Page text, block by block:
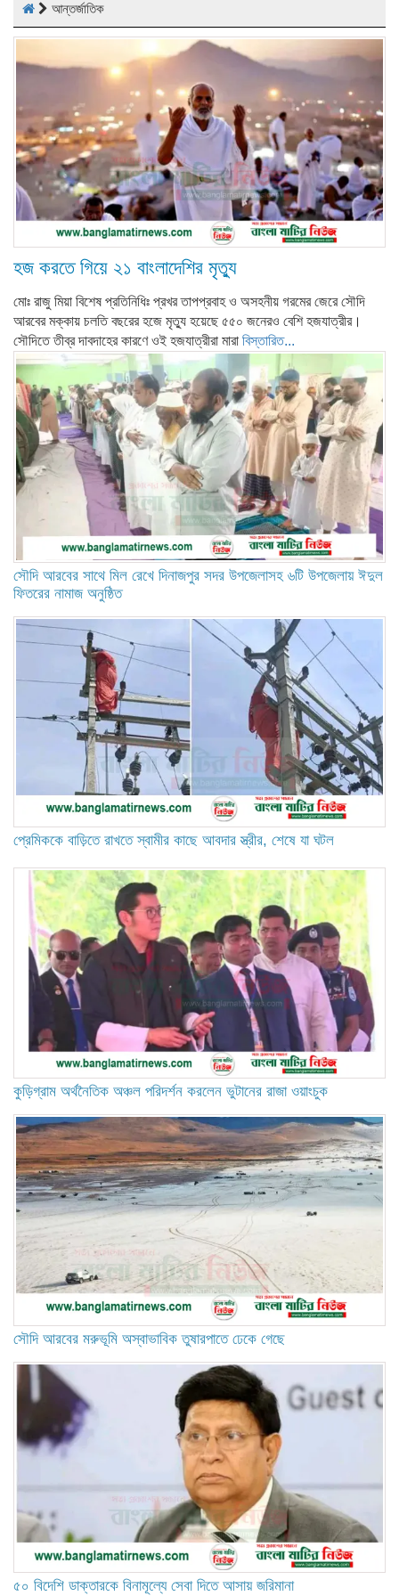
আন্তর্জাতিক
হজ করতে গিয়ে ২১ বাংলাদেশির মৃত্যু
মোঃ রাজু মিয়া বিশেষ প্রতিনিধিঃ প্রখর তাপপ্রবাহ ও অসহনীয় গরমের জেরে সৌদি
আরবের মক্কায় চলতি বছরের হজে মৃত্যু হয়েছে ৫৫০ জনেরও বেশি হজযাত্রীর।
সৌদিতে তীব্র দাবদাহের কারণে ওই হজযাত্রীরা মারা বিস্তারিত...
সৌদি আরবের সাথে মিল রেখে দিনাজপুর সদর উপজেলাসহ ৬টি উপজেলায় ঈদুল
ফিতরের নামাজ অনুষ্ঠিত
প্রেমিককে বাড়িতে রাখতে স্বামীর কাছে আবদার স্ত্রীর, শেষে যা ঘটল
কুড়িগ্রাম অর্থনৈতিক অঞ্চল পরিদর্শন করলেন ভুটানের রাজা ওয়াংচুক
সৌদি আরবের মরুভূমি অস্বাভাবিক তুষারপাতে ঢেকে গেছে
৫০ বিদেশি ডাক্তারকে বিনামূল্যে সেবা দিতে আসায় জরিমানা